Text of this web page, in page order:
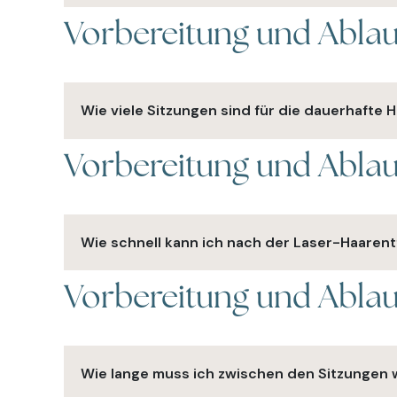
Die Dauer hängt von der Größe der zu
Vorbereitung und
Wie viele Sitzungen sind für die dauerhafte
In der Regel sind durchschnittlich 8 - 10
erzielen. Die Häufigkeit der Behandlungen
Vorbereitung und
Wie schnell kann ich nach der Laser-
Nach einer Laser-Haarentfernungssitzung
zurückkehren. Die Behandlung verursacht
Vorbereitung und
Wie lange muss ich zwischen den Sitzungen